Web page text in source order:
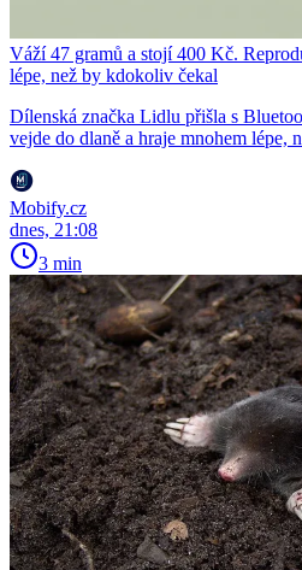
Váží 47 gramů a stojí 400 Kč.
lépe, než by kdokoliv čekal
Dílenská značka Lidlu přišla s
vejde do dlaně a hraje mnohem lépe,
Mobify.cz
dnes, 21:08
3 min